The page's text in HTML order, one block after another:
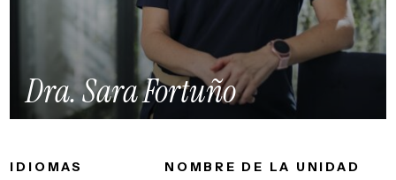
Dra. Sara Fortuño
IDIOMAS NOMBRE DE LA UNIDAD